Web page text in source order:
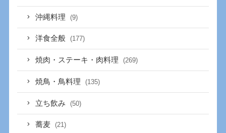
沖縄料理 (9)
洋食全般 (177)
焼肉・ステーキ・肉料理 (269)
焼鳥・鳥料理 (135)
立ち飲み (50)
蕎麦 (21)